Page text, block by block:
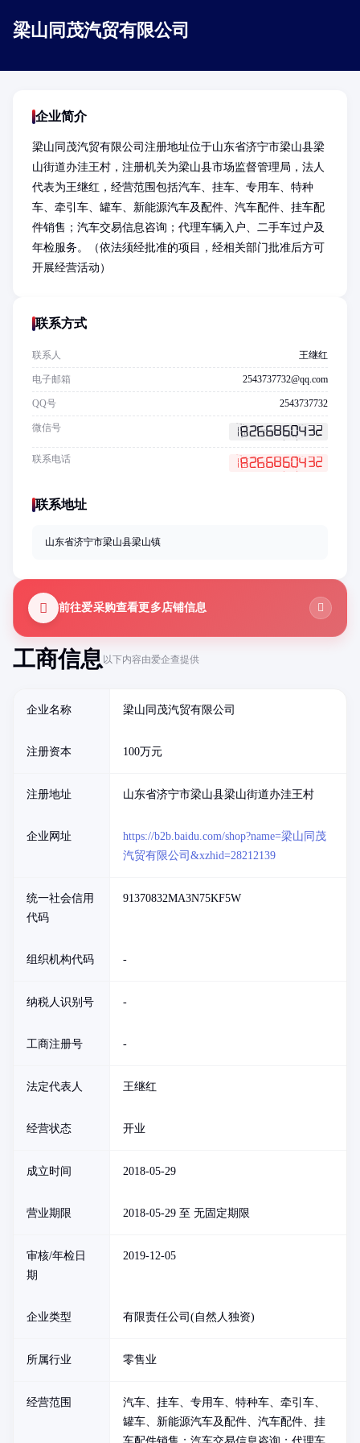
梁山同茂汽贸有限公司
工商信息以下内容由爱企查提供
企业名称 梁山同茂汽贸有限公司
注册资本 100万元
注册地址 山东省济宁市梁山县梁山街道办洼王村
企业网址
https://b2b.baidu.com/shop?name=梁山同茂
汽贸有限公司&xzhid=28212139
统一社会信用
代码
91370832MA3N75KF5W
组织机构代码 -
纳税人识别号 -
工商注册号 -
法定代表人 王继红
经营状态 开业
成立时间 2018-05-29
营业期限 2018-05-29 至 无固定期限
审核/年检日
期
2019-12-05
企业类型 有限责任公司(自然人独资)
所属行业 零售业
经营范围
汽车、挂车、专用车、特种车、牵引车、
罐车、新能源汽车及配件、汽车配件、挂
企业简介
梁山同茂汽贸有限公司注册地址位于山东省济宁市梁山县梁
山街道办洼王村，注册机关为梁山县市场监督管理局，法人
代表为王继红，经营范围包括汽车、挂车、专用车、特种
车、牵引车、罐车、新能源汽车及配件、汽车配件、挂车配
件销售；汽车交易信息咨询；代理车辆入户、二手车过户及
年检服务。（依法须经批准的项目，经相关部门批准后方可
开展经营活动）
联系方式
联系人 王继红
电子邮箱 2543737732@qq.com
QQ号 2543737732
微信号
联系电话
联系地址
山东省济宁市梁山县梁山镇
前往爱采购查看更多店铺信息